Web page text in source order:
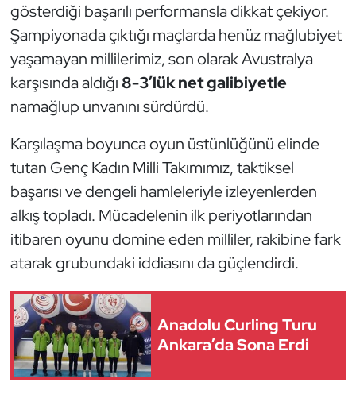
gösterdiği başarılı performansla dikkat çekiyor.
Şampiyonada çıktığı maçlarda henüz mağlubiyet
yaşamayan millilerimiz, son olarak Avustralya
karşısında aldığı 8-3’lük net galibiyetle
namağlup unvanını sürdürdü.
Karşılaşma boyunca oyun üstünlüğünü elinde
tutan Genç Kadın Milli Takımımız, taktiksel
başarısı ve dengeli hamleleriyle izleyenlerden
alkış topladı. Mücadelenin ilk periyotlarından
itibaren oyunu domine eden milliler, rakibine fark
atarak grubundaki iddiasını da güçlendirdi.
Anadolu Curling Turu
Ankara’da Sona Erdi
Futbol
Futsal
Genel
Golf
Güreş
Halter
Hava Sporları
Hentbol
İşitme Engelli Sporcular
Judo ve Kuraş